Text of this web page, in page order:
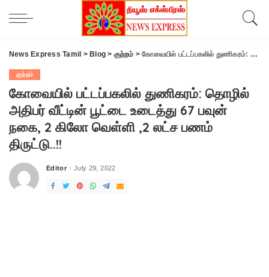
News Express Tamil > Blog > குற்றம் >கோவையில் பட்டப்பகலில் துணிகரம்: தொழில் அதிபர் வீட்டின் பூட்டை உடைத்து 67 பவுன் நகை, 2 கிலோ வெள்ளி ,2 லட்ச பணம் திருட்டு..!!
குற்றம்
கோவையில் பட்டப்பகலில் துணிகரம்: தொழில்
அதிபர் வீட்டின் பூட்டை உடைத்து 67 பவுன்
நகை, 2 கிலோ வெள்ளி ,2 லட்ச பணம்
திருட்டு..!!
Posted
Editor July 29, 2022